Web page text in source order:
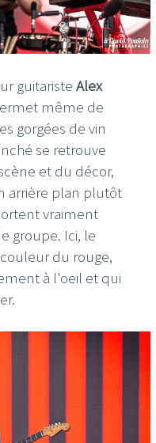
guitariste Alex
même de
gorgées de vin
se retrouve
et du décor,
arrière plan plutôt
vraiment
groupe. Ici, le
du rouge,
à l'oeil et qui